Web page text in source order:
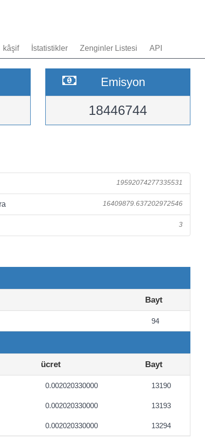
kâşif İstatistikler Zenginler Listesi API
Emisyon
18446744
19592074277335531
16409879.637202972546
3
Bayt
94
ücret Bayt
0.002020330000 13190
0.002020330000 13193
0.002020330000 13294